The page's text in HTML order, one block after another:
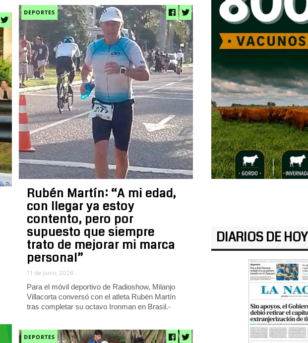
DEPORTES
Rubén Martín: “A mi edad,
con llegar ya estoy
contento, pero por
supuesto que siempre
trato de mejorar mi marca
personal”
11 de junio, 2026
Para el móvil deportivo de Radioshow, Milanjo
Villacorta conversó con el atleta Rubén Martín
tras completar su octavo Ironman en Brasil.-
DEPORTES
DIARIOS DE HOY